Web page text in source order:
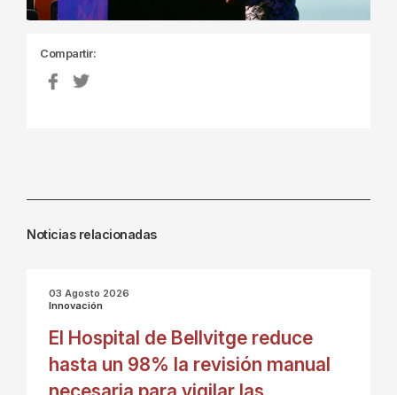
Compartir:
Noticias relacionadas
03 Agosto 2026
Innovación
El Hospital de Bellvitge reduce
hasta un 98% la revisión manual